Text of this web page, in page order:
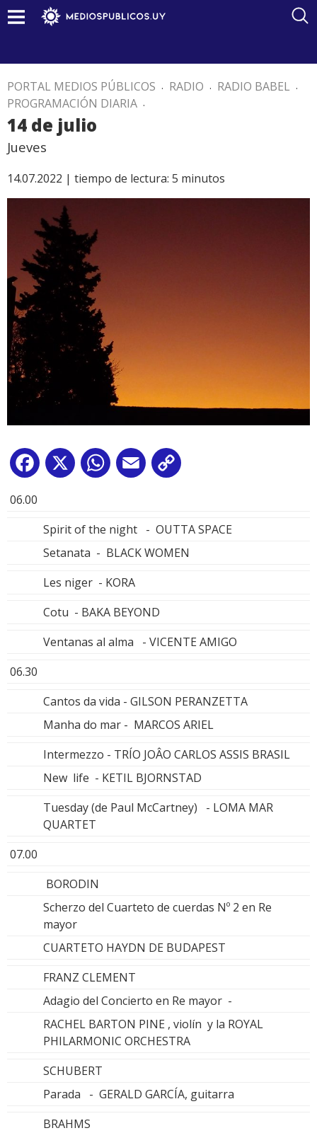
PORTAL MEDIOS PÚBLICOS . RADIO . RADIO BABEL .
PROGRAMACIÓN DIARIA .
14 de julio
Jueves
14.07.2022 | tiempo de lectura: 5 minutos
Facebook
X WhatsApp
Email
06.00
Spirit of the night - OUTTA SPACE
Setanata - BLACK WOMEN
Les niger - KORA
Cotu - BAKA BEYOND
Ventanas al alma - VICENTE AMIGO
06.30
Cantos da vida - GILSON PERANZETTA
Manha do mar - MARCOS ARIEL
Intermezzo - TRÍO JOÂO CARLOS ASSIS BRASIL
New life - KETIL BJORNSTAD
Tuesday (de Paul McCartney) - LOMA MAR
QUARTET
07.00
BORODIN
Scherzo del Cuarteto de cuerdas Nº 2 en Re
mayor
CUARTETO HAYDN DE BUDAPEST
FRANZ CLEMENT
Adagio del Concierto en Re mayor -
RACHEL BARTON PINE , violín y la ROYAL
PHILARMONIC ORCHESTRA
SCHUBERT
Parada - GERALD GARCÍA, guitarra
BRAHMS